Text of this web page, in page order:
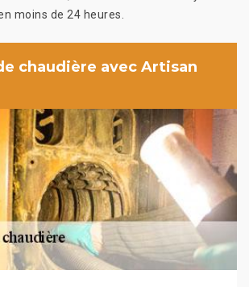
moins de 24 heures.
chaudière avec Artisan